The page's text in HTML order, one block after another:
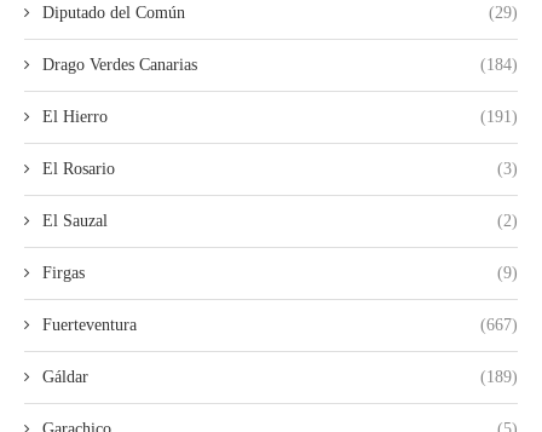
Diputado del Común (29)
Drago Verdes Canarias (184)
El Hierro (191)
El Rosario (3)
El Sauzal (2)
Firgas (9)
Fuerteventura (667)
Gáldar (189)